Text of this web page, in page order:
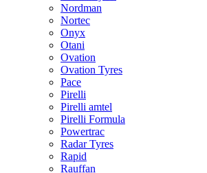
Nordman
Nortec
Onyx
Otani
Ovation
Ovation Tyres
Pace
Pirelli
Pirelli amtel
Pirelli Formula
Powertrac
Radar Tyres
Rapid
Rauffan